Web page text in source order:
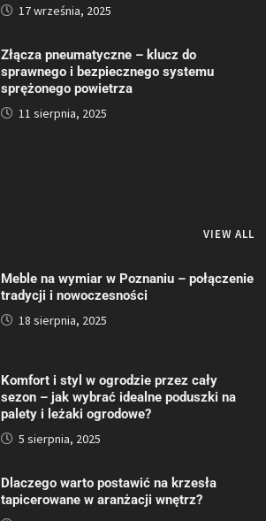
17 września, 2025
Złącza pneumatyczne – klucz do
sprawnego i bezpiecznego systemu
sprężonego powietrza
11 sierpnia, 2025
VIEW ALL
Meble na wymiar w Poznaniu – połączenie
tradycji i nowoczesności
18 sierpnia, 2025
Komfort i styl w ogrodzie przez cały
sezon – jak wybrać idealne poduszki na
palety i leżaki ogrodowe?
5 sierpnia, 2025
Dlaczego warto postawić na krzesła
tapicerowane w aranżacji wnętrz?